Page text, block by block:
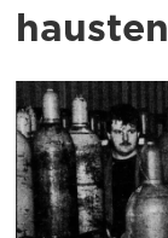
hausten